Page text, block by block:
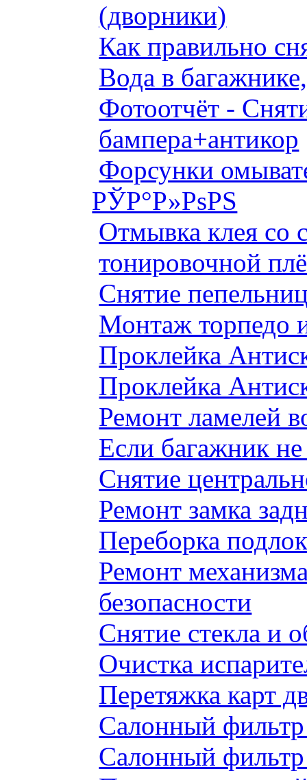
(дворники)
Как правильно
Вода в
Фотоотчёт -
бампера+антикор
Форсунки
РЎР°Р»РѕРЅ
Отмывка клея со
тонировочной
Снятие
Монтаж торпедо
Проклейка
Проклейка
Ремонт ламелей
Если багажник
Снятие
Ремонт замка
Переборка
Ремонт
безопасности
Снятие стекла и
Очистка
Перетяжка карт
Салонный фильтр
Салонный фильтр